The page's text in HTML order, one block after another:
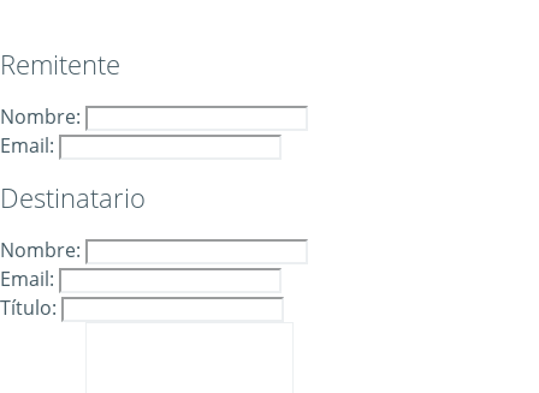
Remitente
Nombre:
Email:
Destinatario
Nombre:
Email:
Título: